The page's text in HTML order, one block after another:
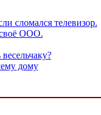
сломался телевизор.
ООО.
дому